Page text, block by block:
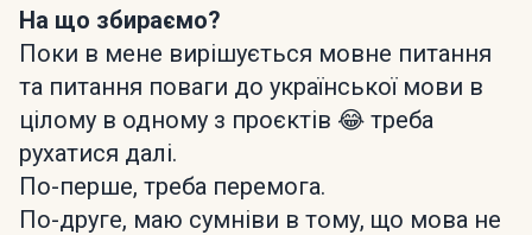
На що збираємо?
Поки в мене вирішується мовне питання
та питання поваги до української мови в
цілому в одному з проєктів 😂 треба
рухатися далі.
По-перше, треба перемога.
По-друге, маю сумніви в тому, що мова не